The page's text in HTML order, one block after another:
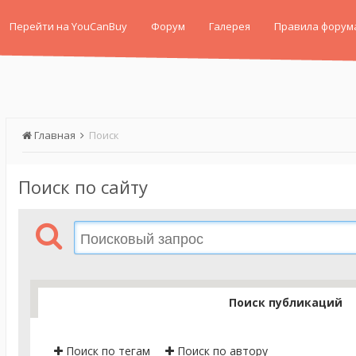
Перейти на YouCanBuy Форум Галерея Правила
Главная Поиск
Поиск по сайту
Поиск публикаций
Поиск по тегам Поиск по автору